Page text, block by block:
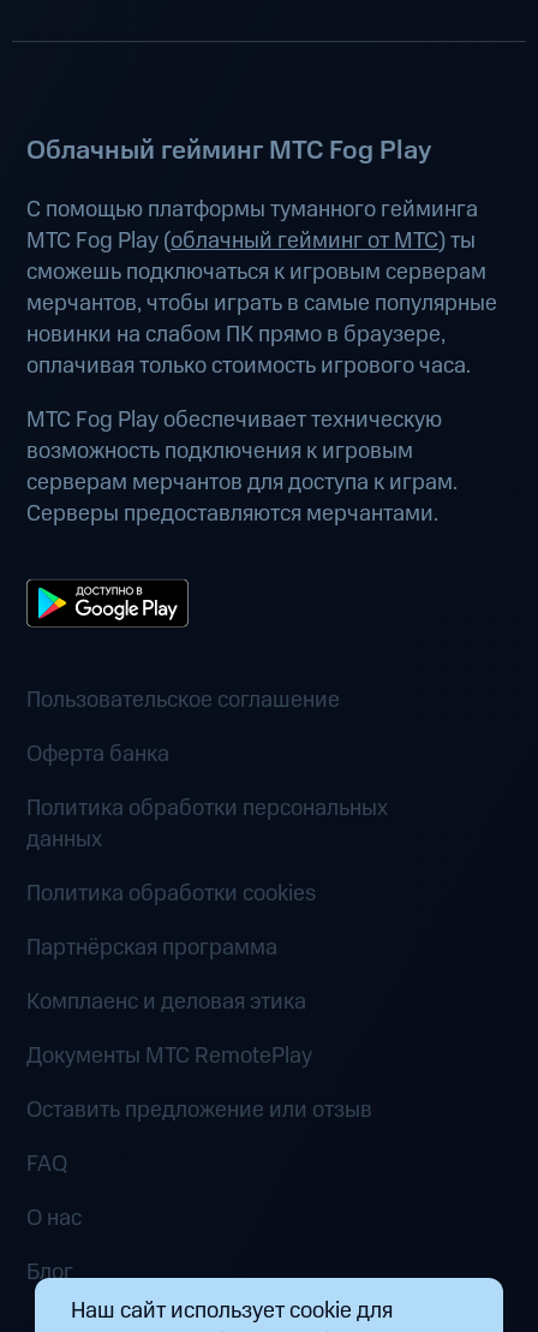
Наш сайт использует cookie для
Облачный гейминг МТС Fog Play
С помощью платформы туманного гейминга
МТС Fog Play (облачный гейминг от МТС) ты
сможешь подключаться к игровым серверам
мерчантов, чтобы играть в самые популярные
новинки на слабом ПК прямо в браузере,
оплачивая только стоимость игрового часа.
МТС Fog Play обеспечивает техническую
возможность подключения к игровым
серверам мерчантов для доступа к играм.
Серверы предоставляются мерчантами.
Пользовательское соглашение
Оферта банка
Политика обработки персональных
данных
Политика обработки cookies
Партнёрская программа
Комплаенс и деловая этика
Документы MTC RemotePlay
Оставить предложение или отзыв
FAQ
О нас
Блог